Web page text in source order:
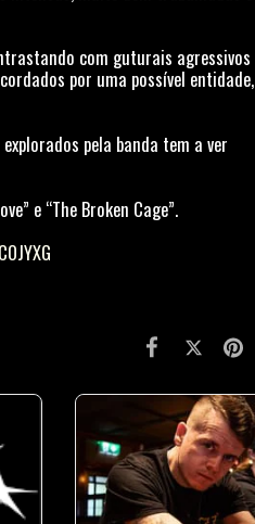
com guturais agressivos
por uma possível entidade,
pela banda tem a ver
e “The Broken Cage”.